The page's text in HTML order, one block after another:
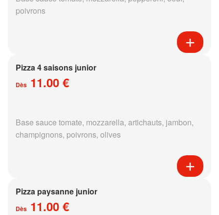
poivrons
Pizza 4 saisons junior
Dès 11.00 €
Base sauce tomate, mozzarella, artichauts, jambon,
champignons, poivrons, olives
Pizza paysanne junior
Dès 11.00 €